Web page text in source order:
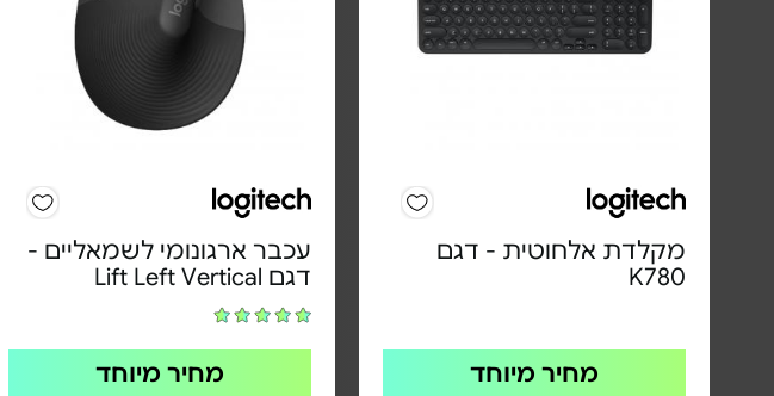
מקלדת אלחוטית - דגם
K780
מחיר מיוחד
עכבר ארגונומי לשמאליים -
דגם Lift Left Vertical
מחיר מיוחד